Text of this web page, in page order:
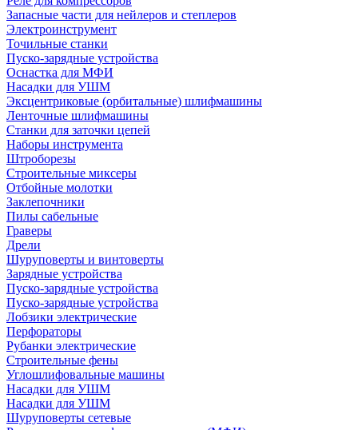
Запасные части для нейлеров и степлеров
Электроинструмент
Точильные станки
Пуско-зарядные устройства
Оснастка для МФИ
Насадки для УШМ
Эксцентриковые (орбитальные) шлифмашины
Ленточные шлифмашины
Станки для заточки цепей
Наборы инструмента
Штроборезы
Строительные миксеры
Отбойные молотки
Заклепочники
Пилы сабельные
Граверы
Дрели
Шуруповерты и винтоверты
Зарядные устройства
Пуско-зарядные устройства
Пуско-зарядные устройства
Лобзики электрические
Перфораторы
Рубанки электрические
Строительные фены
Углошлифовальные машины
Насадки для УШМ
Насадки для УШМ
Шуруповерты сетевые